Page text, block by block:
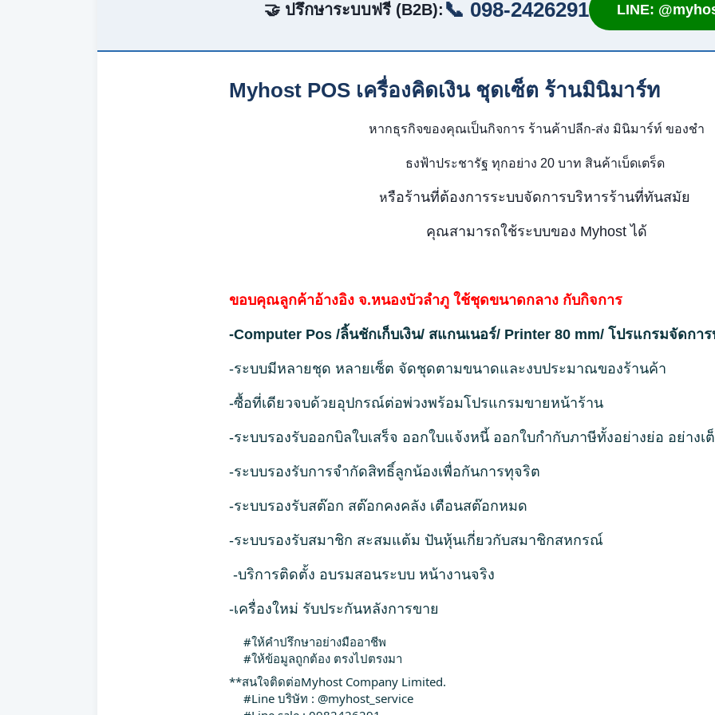
🤝 ปรึกษาระบบฟรี (B2B): 📞 098-2426291 LINE:
Myhost POS เครื่องคิดเงิน ชุดเซ็ต ร้านมินิมาร์ท
หากธุรกิจของคุณเป็นกิจการ ร้านค้าปลีก-ส่ง มินิมาร์ท์ ของชำ
ธงฟ้าประชารัฐ ทุกอย่าง 20 บาท สินค้าเบ็ดเตร็ด
หรือร้านที่ต้องการระบบจัดการบริหารร้านที่ทันสมัย
คุณสามารถใช้ระบบของ Myhost ได้
ขอบคุณลูกค้าอ้างอิง จ.หนองบัวลำภู ใช้ชุดขนาดกลาง กับกิจการ
-Computer Pos /ลิ้นชักเก็บเงิน/ สแกนเนอร์/ Printer 80 mm/ โปรแกรมจัดกา
-ระบบมีหลายชุด หลายเซ็ต จัดชุดตามขนาดและงบประมาณของร้านค้า
-ซื้อที่เดียวจบด้วยอุปกรณ์ต่อพ่วงพร้อมโปรแกรมขายหน้าร้าน
-ระบบรองรับออกบิลใบเสร็จ ออกใบแจ้งหนี้ ออกใบกำกับภาษีทั้งอย่างย่อ อย่างเ
-ระบบรองรับการจำกัดสิทธิ์ลูกน้องเพื่อกันการทุจริต
-ระบบรองรับสต๊อก สต๊อกคงคลัง เตือนสต๊อกหมด
-ระบบรองรับสมาชิก สะสมแต้ม ปันหุ้นเกี่ยวกับสมาชิกสหกรณ์
-บริการติดตั้ง อบรมสอนระบบ หน้างานจริง
-เครื่องใหม่ รับประกันหลังการขาย
#ให้คำปรึกษาอย่างมืออาชีพ
#ให้ข้อมูลถูกต้อง ตรงไปตรงมา
**สนใจติดต่อMyhost Company Limited.
#Line บริษัท : @myhost_service